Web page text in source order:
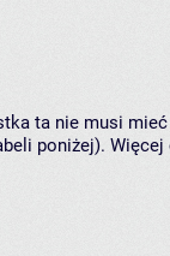
ta nie musi
poniżej). Więcej